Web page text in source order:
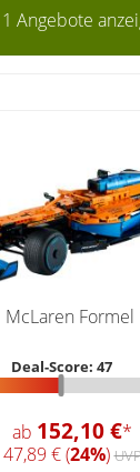
Angebote
Deal-Score: 47
ab 152,10 €*
47,89 € (24%)